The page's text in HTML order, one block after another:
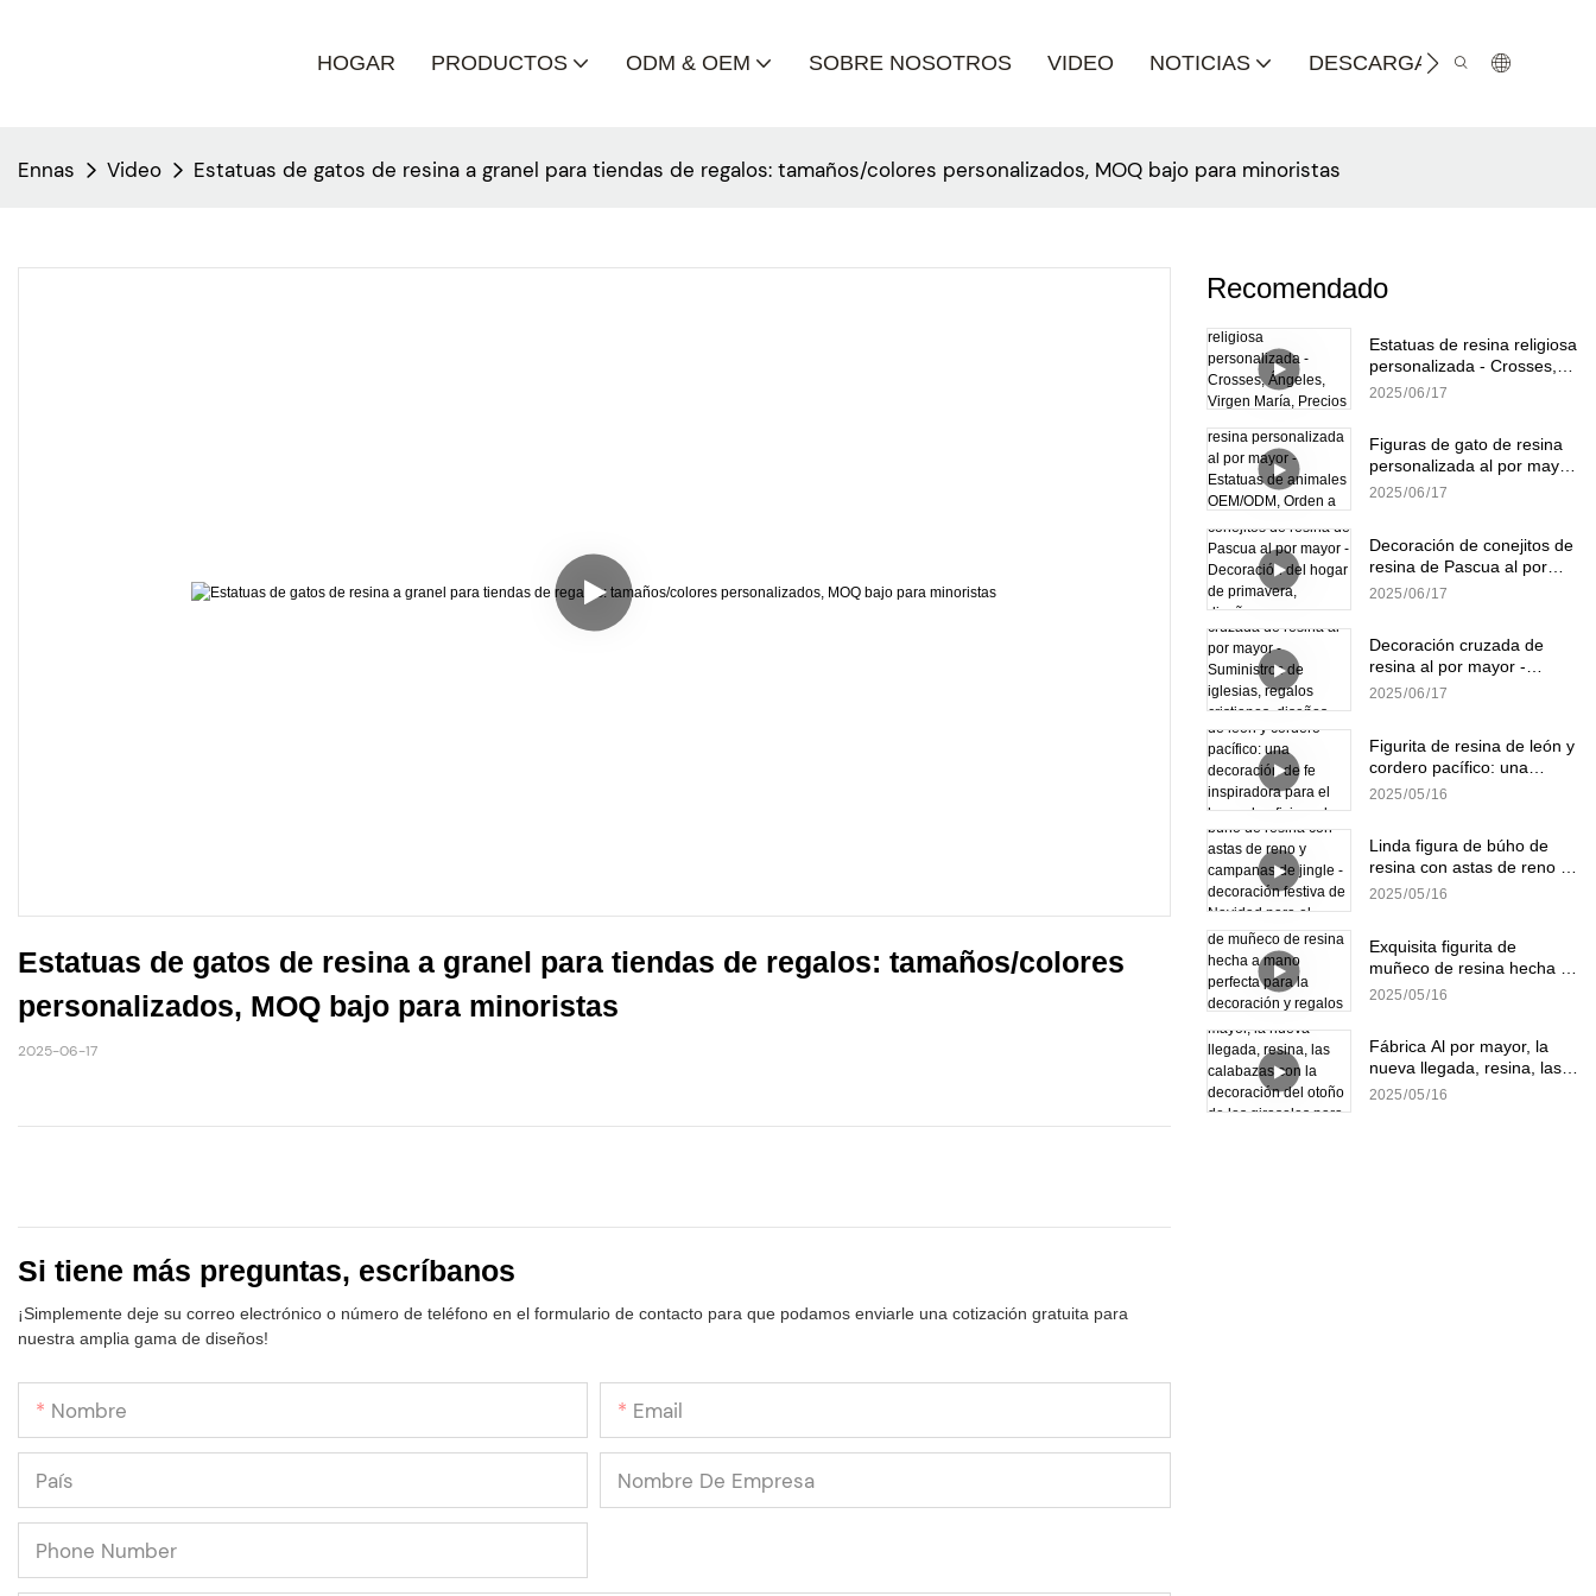
HOGAR PRODUCTOS ODM & OEM SOBRE NOSOTROS VIDEO NOTICIAS DESCARGA DE CATÁLOGO
Ennas Video Estatuas de gatos de resina a granel para tiendas de regalos: tamaños/colores personalizados, MOQ bajo para minoristas
Estatuas de gatos de resina a granel para tiendas de regalos: tamaños/colores
personalizados, MOQ bajo para minoristas
2025-06-17
Si tiene más preguntas, escríbanos
¡Simplemente deje su correo electrónico o número de teléfono en el formulario de contacto para que podamos enviarle una cotización gratuita para
nuestra amplia gama de diseños!
Nombre Email
País Nombre De Empresa
Phone Number
Recomendado
Estatuas de resina religiosa
personalizada - Crosses,
Ángeles, Virgen María,
2025 06 17
Figuras de gato de resina
personalizada al por mayor
- Estatuas de animales
2025 06 17
Decoración de conejitos de
resina de Pascua al por
mayor - Decoración del
2025 06 17
Decoración cruzada de
resina al por mayor -
Suministros de iglesias,
2025 06 17
Figurita de resina de león y
cordero pacífico: una
decoración de fe
2025 05 16
Linda figura de búho de
resina con astas de reno y
campanas de jingle -
oficina
2025 05 16
Exquisita figurita de
muñeco de resina hecha a
mano perfecta para la
2025 05 16
Fábrica Al por mayor, la
nueva llegada, resina, las
calabazas con la
2025 05 16